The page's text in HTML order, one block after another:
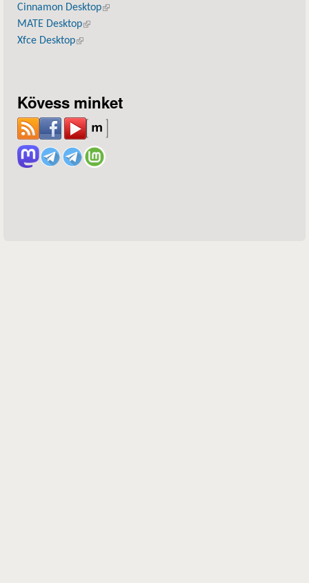
Cinnamon Desktop(külső hivatkozás)
MATE Desktop(külső hivatkozás)
Xfce Desktop(külső hivatkozás)
Kövess minket